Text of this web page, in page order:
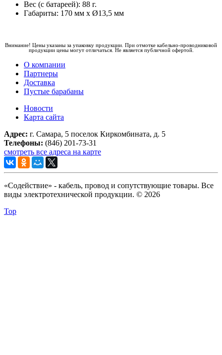
Вес (с батареей): 88 г.
Габариты: 170 мм х Ø13,5 мм
Внимание! Цены указаны за упаковку продукции. При отмотке кабельно-проводниковой
продукции цены могут отличаться. Не является публичной офертой.
О компании
Партнеры
Доставка
Пустые барабаны
Новости
Карта сайта
Адрес: г. Самара, 5 поселок Киркомбината, д. 5
Телефоны: (846) 201-73-31
смотреть все адреса на карте
«Содействие» - кабель, провод и сопутствующие товары. Все
виды электротехнической продукции. © 2026
Top